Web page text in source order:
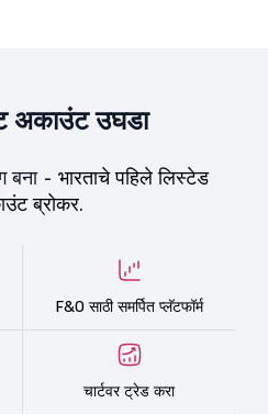
अकाउंट उघडा
बना - भारताचे पहिले लिस्टेड
ब्रोकर.
F&O साठी समर्पित प्लॅटफॉर्म
चार्टवर ट्रेड करा